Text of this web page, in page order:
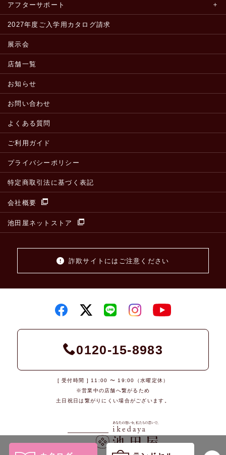
アフターサポート
2027年度ご入学用カタログ請求
展示会
店舗一覧
お知らせ
お問い合わせ
よくある質問
ご利用ガイド
プライバシーポリシー
特定商取引法に基づく表記
会社概要
池田屋ネットストア
詐欺サイトにはご注意ください
0120-15-8983
[ 受付時間 ] 11:00 〜 19:00（水曜定休）
※営業中の店舗へ繋がるため
土日祝日は繋がりにくい場合がございます。